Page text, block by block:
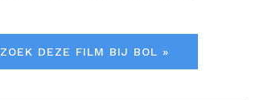
ZOEK DEZE FILM BIJ BOL »